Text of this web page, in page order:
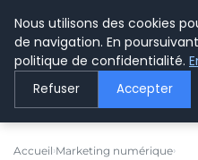
LE
Accueil Marketing numérique
Nous utilisons des cookies
de navigation. En
politique de confidentialité.
Refuser Accepter